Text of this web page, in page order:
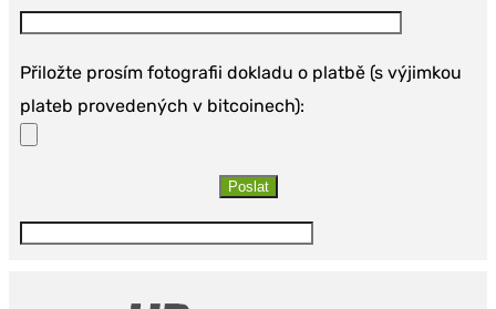
Přiložte prosím fotografii dokladu o platbě (s výjimkou
plateb provedených v bitcoinech):